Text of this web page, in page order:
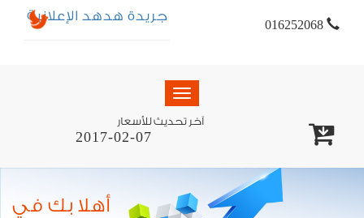
جريدة هدهد الإعلانية
016252068
آخر تحديث للأسعار
2017-02-07
أهلا بك في